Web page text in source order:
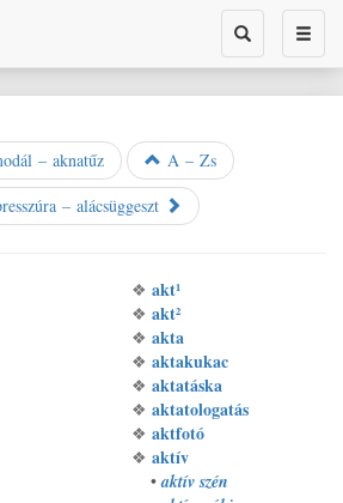
Toggle
search
– aknatűz
A – Zs
– alácsüggeszt
❖ akt¹
❖ akt²
❖ akta
❖ aktakukac
❖ aktatáska
❖ aktatologatás
❖ aktfotó
❖ aktív
•aktív szén